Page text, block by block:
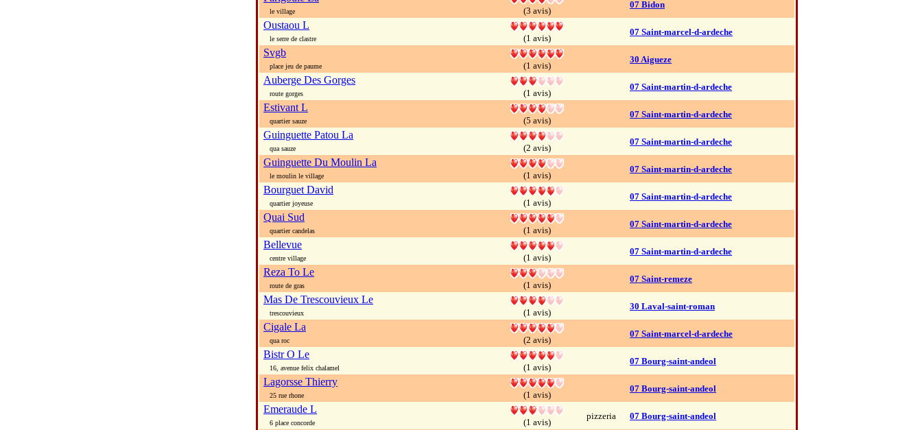
le village (3 avis)
07 Bidon
Oustaou L
le serre de clastre (1 avis)
07 Saint-marcel-d-ardeche
Svgb
place jeu de paume (1 avis)
30 Aigueze
Auberge Des Gorges
route gorges (1 avis)
07 Saint-martin-d-ardeche
Estivant L
quartier sauze (5 avis)
07 Saint-martin-d-ardeche
Guinguette Patou La
qua sauze (2 avis)
07 Saint-martin-d-ardeche
Guinguette Du Moulin La
le moulin le village (1 avis)
07 Saint-martin-d-ardeche
Bourguet David
quartier joyeuse (1 avis)
07 Saint-martin-d-ardeche
Quai Sud
quartier candelas (1 avis)
07 Saint-martin-d-ardeche
Bellevue
centre village (1 avis)
07 Saint-martin-d-ardeche
Reza To Le
route de gras (1 avis)
07 Saint-remeze
Mas De Trescouvieux Le
trescouvieux (1 avis)
30 Laval-saint-roman
Cigale La
qua roc (2 avis)
07 Saint-marcel-d-ardeche
Bistr O Le
16, avenue felix chalamel (1 avis)
07 Bourg-saint-andeol
Lagorsse Thierry
25 rue rhone (1 avis)
07 Bourg-saint-andeol
Emeraude L
6 place concorde (1 avis)
pizzeria 07 Bourg-saint-andeol